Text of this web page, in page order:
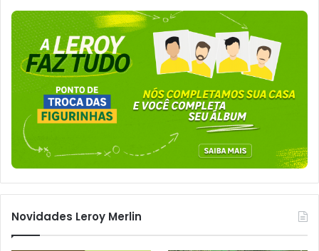
Novidades Leroy Merlin